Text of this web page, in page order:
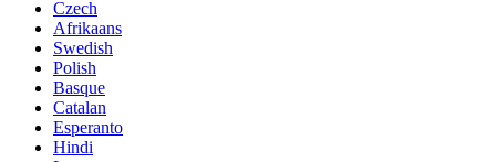
Czech
Afrikaans
Swedish
Polish
Basque
Catalan
Esperanto
Hindi